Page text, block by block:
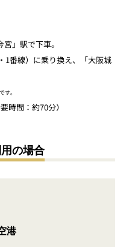
」駅で下車。
1番線）に乗り換え、「大阪城
。
時間：約70分）
の場合
港